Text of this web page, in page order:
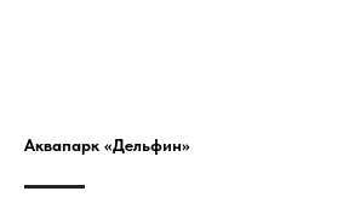
Аквапарк «Дельфин»